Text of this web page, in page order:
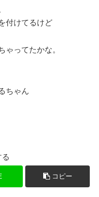
付けてるけど
ゃってたかな。
ちゃん
る
コピー